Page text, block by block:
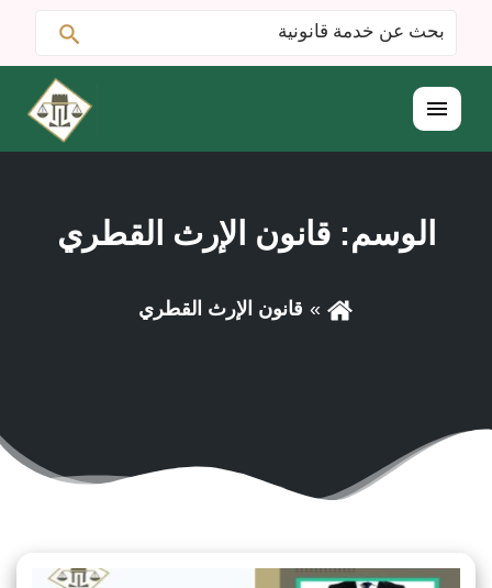
البحث
عن:
القائمة
الوسم:قانون الإرث القطري
قانون الإرث القطري